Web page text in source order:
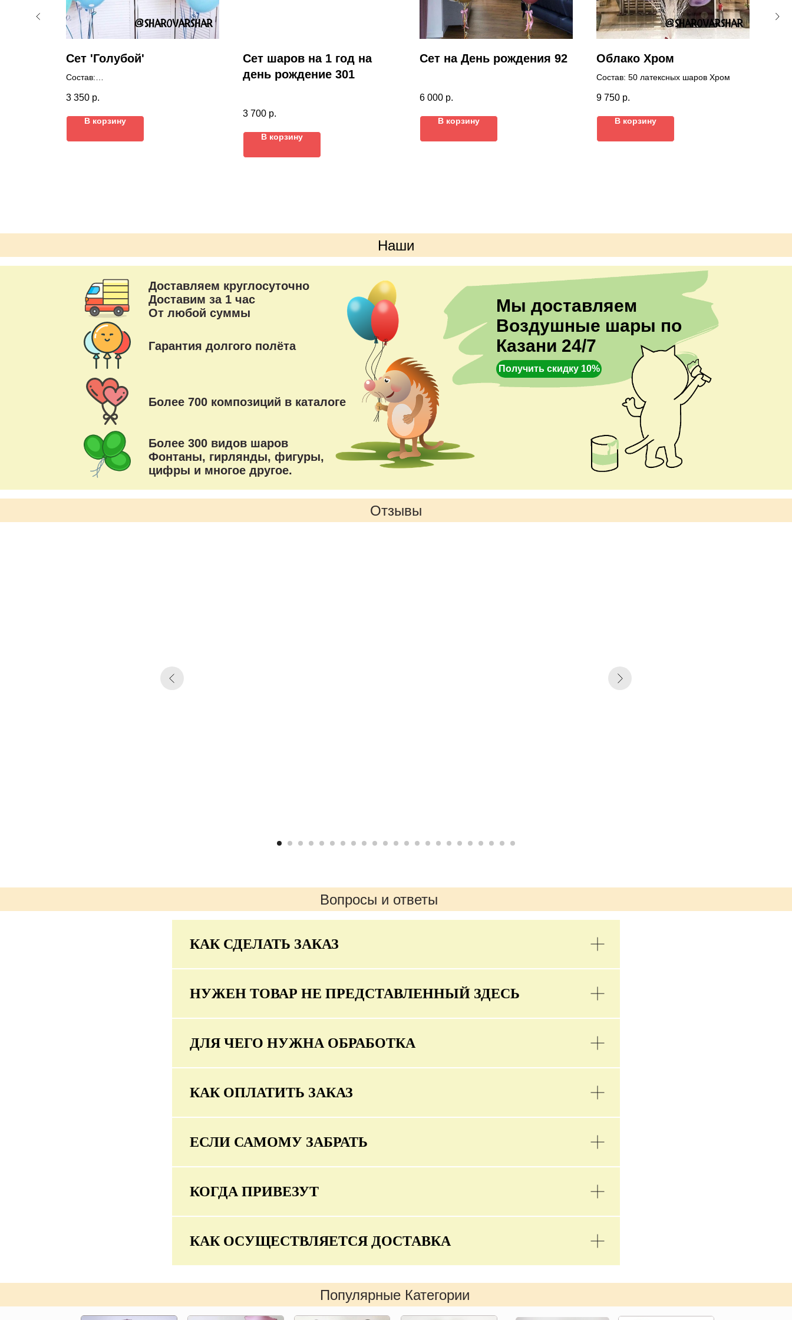
Сет 'Голубой'
Состав:
2 звезды 46 см
10 латексных шаров
Грузики
3 350 р.
В корзину
Сет шаров на 1 год на
день рождение 301
3 700 р.
В корзину
Сет на День рождения 92
6 000 р.
В корзину
Облако Хром
Состав: 50 латексных шаров Хром
9 750 р.
В корзину
Наши
преимущества
Мы доставляем
Воздушные шары по
Казани 24/7
Получить скидку 10%
Доставляем круглосуточно
Доставим за 1 час
От любой суммы
Гарантия долгого полёта
Более 700 композиций в каталоге
Более 300 видов шаров
Фонтаны, гирлянды, фигуры,
цифры и многое другое.
Отзывы
Вопросы и ответы
КАК СДЕЛАТЬ ЗАКАЗ
НУЖЕН ТОВАР НЕ ПРЕДСТАВЛЕННЫЙ ЗДЕСЬ
ДЛЯ ЧЕГО НУЖНА ОБРАБОТКА
КАК ОПЛАТИТЬ ЗАКАЗ
ЕСЛИ САМОМУ ЗАБРАТЬ
КОГДА ПРИВЕЗУТ
КАК ОСУЩЕСТВЛЯЕТСЯ ДОСТАВКА
Популярные Категории